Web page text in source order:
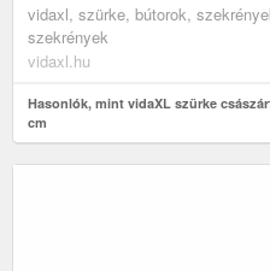
vidaxl, szürke, bútorok,
szekrények
vidaxl.hu
Hasonlók, mint vidaXL szürke
cm